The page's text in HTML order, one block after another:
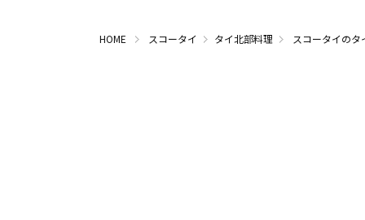
HOME スコータイ タイ北部料理 スコータイの